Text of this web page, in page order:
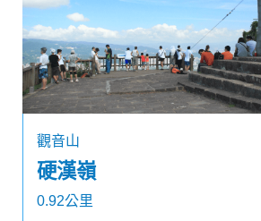
觀音山
硬漢嶺
0.92公里